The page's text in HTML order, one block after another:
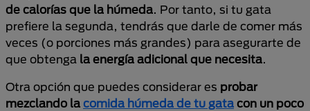
de calorías que la húmeda. Por tanto, si tu gata
prefiere la segunda, tendrás que darle de comer más
veces (o porciones más grandes) para asegurarte de
que obtenga la energía adicional que necesita.
Otra opción que puedes considerar es probar
mezclando la comida húmeda de tu gata con un poco